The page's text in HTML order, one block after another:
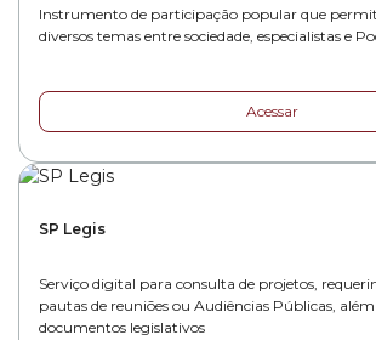
Instrumento de participação popular que
diversos temas entre sociedade, especialistas e
Acessar
SP Legis
Serviço digital para consulta de projetos,
pautas de reuniões ou Audiências Públicas,
documentos legislativos